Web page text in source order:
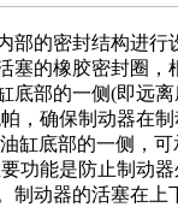
的密封结构进行
塞的橡胶密封圈，
底部的一侧(即远
，确保制动器在
缸底部的一侧，
功能是防止制动
制动器的活塞在上